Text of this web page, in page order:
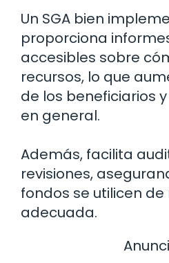
Un SGA bien
proporciona
accesibles sobre
recursos, lo que
de los beneficiarios
en general.
Además, facilita
revisiones,
fondos se utilicen
adecuada.